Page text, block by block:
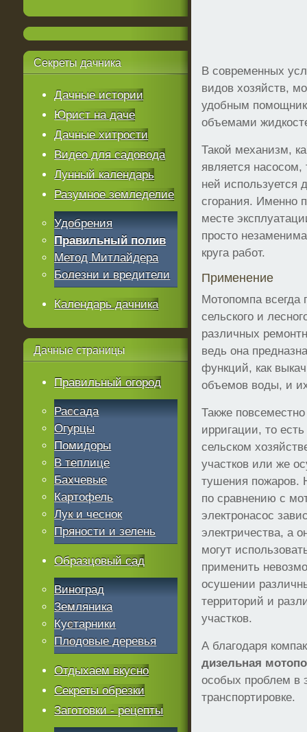
В современных
видов хозяйств,
удобным
объемами
Такой механизм,
является насосом,
ней используется
сгорания. Именно
месте
просто
круга работ.
Применение
Мотопомпа всегда
сельского и
различных
ведь она
функций, как
объемов воды, и
Также
ирригации, то
сельском
участков или же
тушения пожаров.
по сравнению с
электронасос
электричества, а
могут
применить
осушении
территорий и
участков.
А благодаря
дизельная
особых проблем в
транспортировке.
Секреты дачника
Дачные истории
Юрист на даче
Дачные хитрости
Видео для садовода
Лунный календарь
Разумное земледелие
Удобрения
Правильный полив
Метод Митлайдера
Болезни и вредители
Календарь дачника
Дачные страницы
Правильный огород
Рассада
Огурцы
Помидоры
В теплице
Бахчевые
Картофель
Лук и чеснок
Пряности и зелень
Образцовый сад
Виноград
Земляника
Кустарники
Плодовые деревья
Отдыхаем вкусно
Секреты обрезки
Заготовки - рецепты